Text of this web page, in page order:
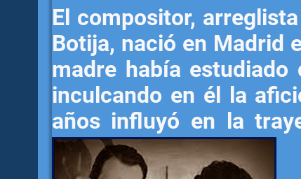
El compositor,
Botija, nació en Madrid
madre había
inculcando en él la
años influyó en la